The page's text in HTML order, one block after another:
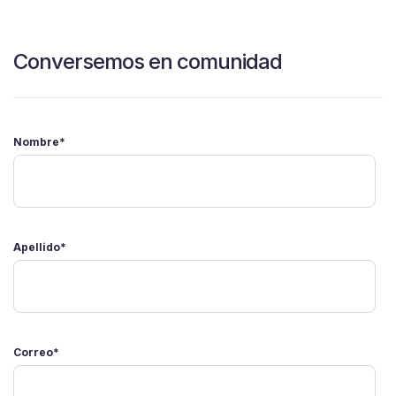
Conversemos en comunidad
Nombre*
Apellido*
Correo*